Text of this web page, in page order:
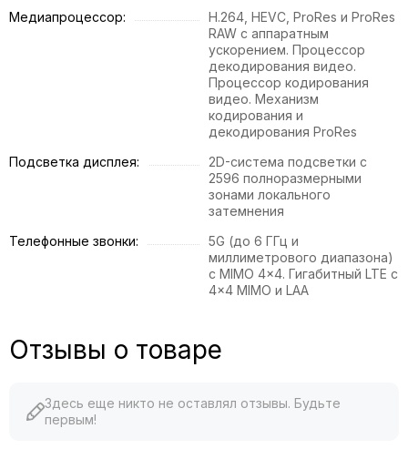
Медиапроцессор:
H.264, HEVC, ProRes и ProRes
RAW с аппаратным
ускорением. Процессор
декодирования видео.
Процессор кодирования
видео. Механизм
кодирования и
декодирования ProRes
Подсветка дисплея:
2D-система подсветки с
2596 полноразмерными
зонами локального
затемнения
Телефонные звонки:
5G (до 6 ГГц и
миллиметрового диапазона)
с MIMO 4x4. Гигабитный LTE с
4x4 MIMO и LAA
Отзывы о товаре
Здесь еще никто не оставлял отзывы. Будьте
первым!